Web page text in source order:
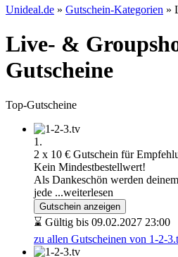
Unideal.de » Gutschein-Kategorien »
Live- &
Gutscheine
Top-Gutscheine
1.
2 x 10 € Gutschein für
Kein Mindestbestellwert!
Als Dankeschön werden
jede ...weiterlesen
Gutschein anzeigen
⌛ Gültig bis 09.02.2027 23:00
zu allen Gutscheinen von 1-2-